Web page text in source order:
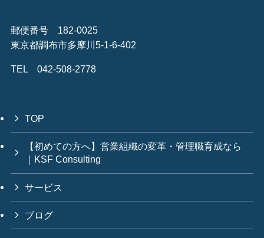
郵便番号 182-0025
東京都調布市多摩川5-1-6-402
TEL 042-508-2778
TOP
【初めての方へ】営業組織の変革・管理職育成なら
｜KSF Consulting
サービス
ブログ